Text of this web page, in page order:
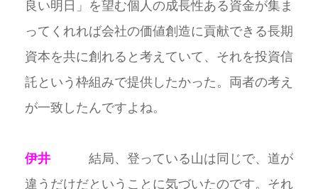
良い明日」を望む個人の成長性ある資金が集ま
ってくれれば会社の価値創造に貢献できる長期
資本を共に創れると考えていて、それを投資信
託という枠組みで提供したかった。両者の考え
が一致したんですよね。
伊井 結局、登っている山は同じで、道が
違うだけだということに気づいたのです。それ